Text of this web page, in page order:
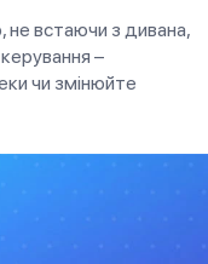
не встаючи з дивана,
–
чи змінюйте